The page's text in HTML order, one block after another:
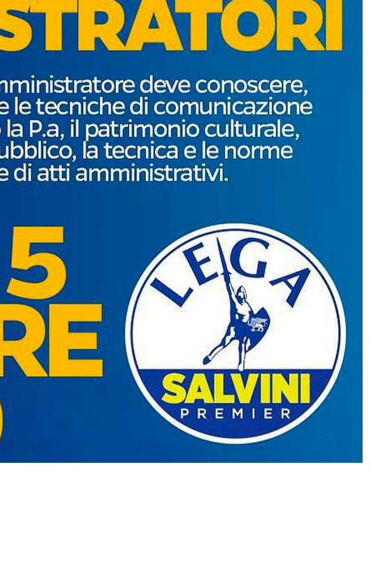
Prima del cinema venne il
pianoforte: Anthony Hopkins firma
il suo sogno da compositore su
etichetta Decca
Khamenei in punto di morte e
tensioni regionali: ecco perché
questo è “il momento migliore” per
un accordo con gli Usa, come dice
l’Iran
Mita Medici: “Sindaco, si svegli”. La
Voce degli amici alberi chiede di
essere ascoltata. “E agli amici,
come ai nemici, non si spara mai” –